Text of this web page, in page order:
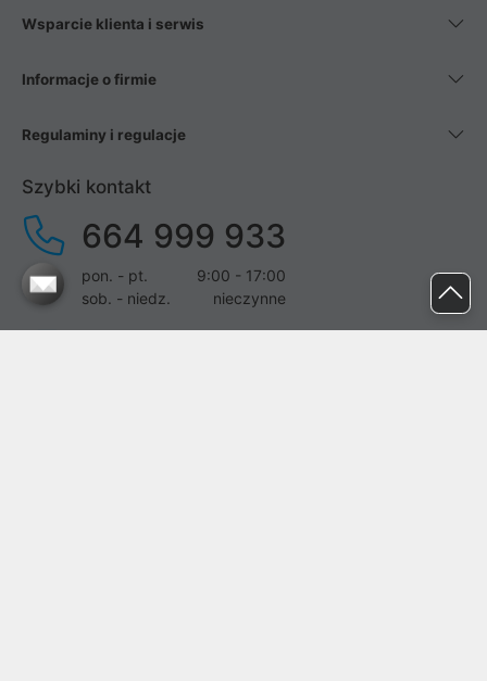
Wsparcie klienta i serwis
Informacje o firmie
Regulaminy i regulacje
Szybki kontakt
664 999 933
pon. - pt.
9:00 - 17:00
sob. - niedz.
nieczynne